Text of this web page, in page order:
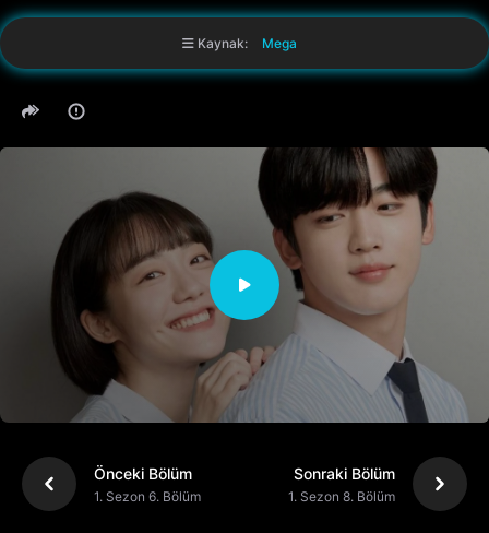
Kaynak: Mega
Önceki Bölüm
1. Sezon 6. Bölüm
Sonraki Bölüm
1. Sezon 8. Bölüm